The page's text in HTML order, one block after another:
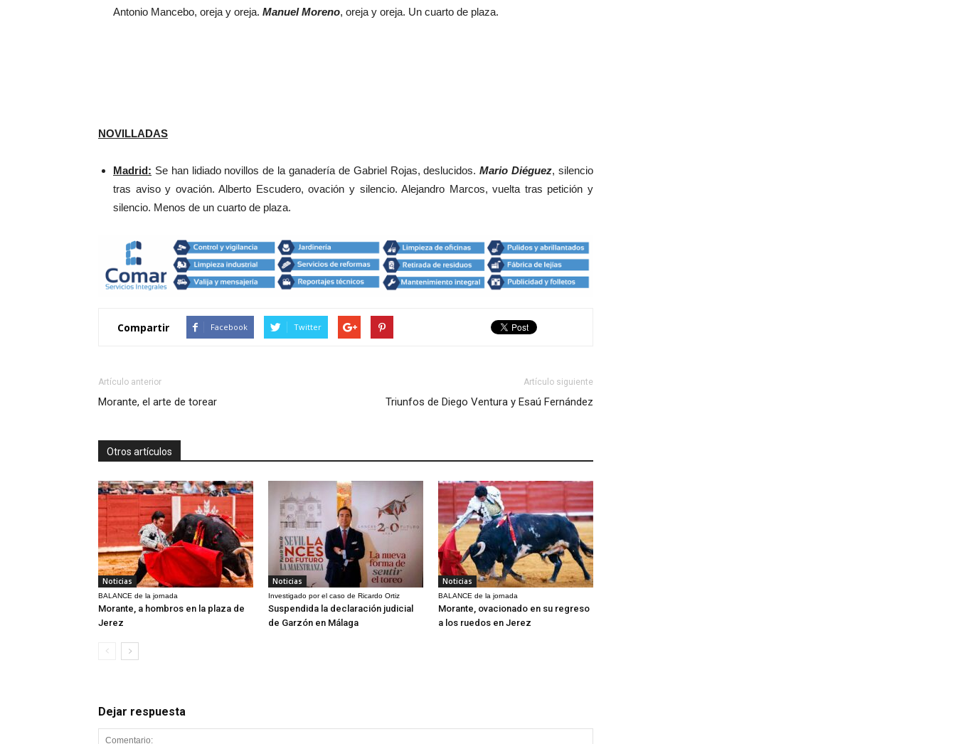
Antonio Mancebo, oreja y oreja. Manuel Moreno, oreja y oreja. Un cuarto de plaza.
NOVILLADAS
Madrid: Se han lidiado novillos de la ganadería de Gabriel Rojas, deslucidos.Mario Diéguez, silencio
tras aviso y ovación. Alberto Escudero, ovación y silencio. Alejandro Marcos, vuelta tras petición y
silencio. Menos de un cuarto de plaza.
Compartir Facebook Twitter
Artículo anterior
Morante, el arte de torear
Artículo siguiente
Triunfos de Diego Ventura y Esaú Fernández
Otros artículos
Noticias
BALANCE de la jornada
Morante, a hombros en la plaza de
Jerez
Noticias
Investigado por el caso de Ricardo Ortiz
Suspendida la declaración judicial
de Garzón en Málaga
Noticias
BALANCE de la jornada
Morante, ovacionado en su regreso
a los ruedos en Jerez
Dejar respuesta